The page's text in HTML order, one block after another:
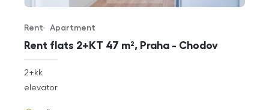
Rent flats 2+KT 47 m², Praha - Chodov
Offer type
Rent
Property type
Apartment
rozměry
2+kk
funkce
elevator